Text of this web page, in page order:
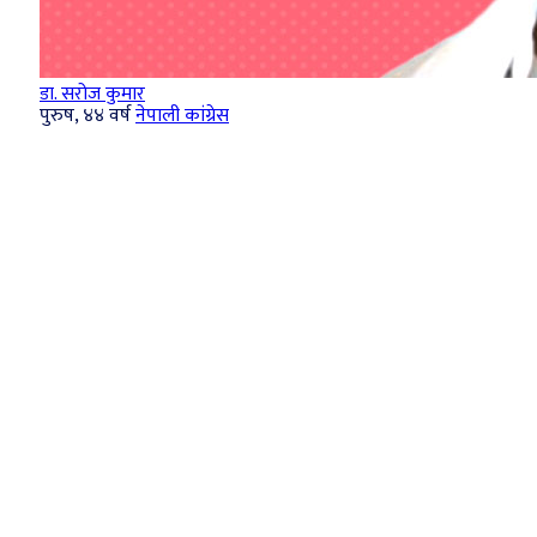
डा. सरोज कुमार
पुरुष, ४४ वर्षनेपाली कांग्रेस